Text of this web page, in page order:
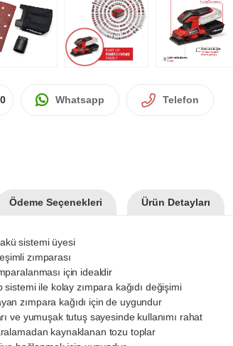
Whatsapp Telefon
Ödeme Seçenekleri Ürün Detayları
sistemi üyesi
zımparası
için idealdir
ile kolay zımpara kağıdı değişimi
zımpara kağıdı için de uygundur
ve yumuşak tutuş sayesinde kullanımı rahat
kaynaklanan tozu toplar